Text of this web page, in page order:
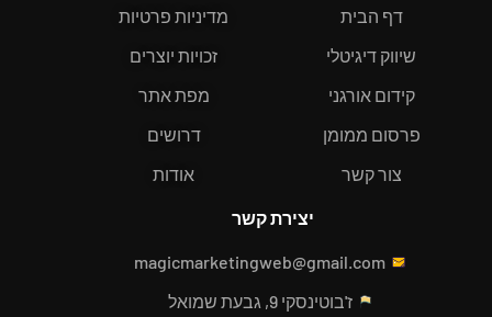
דף הבית
שיווק דיגיטלי
קידום אורגני
פרסום ממומן
צור קשר
מדיניות פרטיות
זכויות יוצרים
מפת אתר
דרושים
אודות
יצירת קשר
magicmarketingweb@gmail.com
ז'בוטינסקי 9, גבעת שמואל